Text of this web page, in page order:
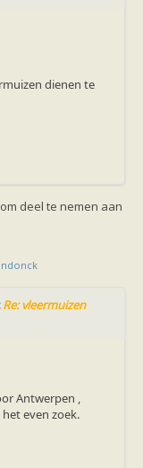
dienen te
om deel te nemen aan
Re: vleermuizen
Antwerpen ,
even zoek.